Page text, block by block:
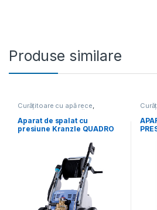
Produse similare
Curățitoare cu apă rece,
Echipamente de curățat
Aparat de spalat cu
presiune Kranzle QUADRO